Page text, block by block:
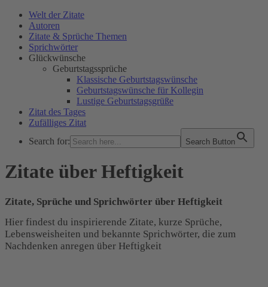
Welt der Zitate
Autoren
Zitate & Sprüche Themen
Sprichwörter
Glückwünsche
Geburtstagssprüche
Klassische Geburtstagswünsche
Geburtstagswünsche für Kollegin
Lustige Geburtstagsgrüße
Zitat des Tages
Zufälliges Zitat
Search for:
Search Button
WELT DER ZITATE
Zitate über Heftigkeit
Zitate, Sprüche und Sprichwörter über Heftigkeit
Hier findest du inspirierende Zitate, kurze Sprüche,
Lebensweisheiten und bekannte Sprichwörter, die zum
Nachdenken anregen über Heftigkeit